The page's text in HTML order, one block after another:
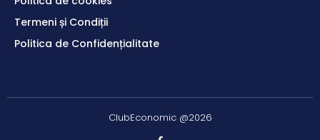
Termeni și Condiții
Politica de Confidențialitate
ClubEconomic @2026